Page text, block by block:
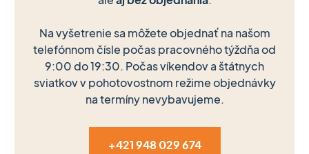
Na vyšetrenie sa môžete objednať na našom
telefónnom čísle počas pracovného týždňa od
9:00 do 19:30. Počas víkendov a štátnych
sviatkov v pohotovostnom režime objednávky
na termíny nevybavujeme.
+421 948 029 674